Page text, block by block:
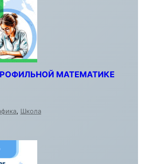
МАТЕМАТИКЕ
, Школа